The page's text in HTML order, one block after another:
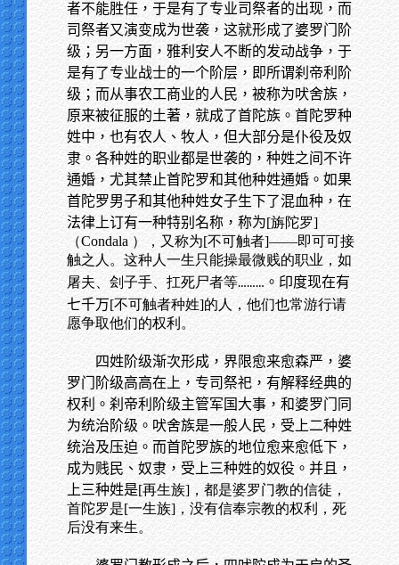
者不能胜任，于是有了专业司祭者的出现，而
司祭者又演变成为世袭，这就形成了婆罗门阶
级；另一方面，雅利安人不断的发动战争，于
是有了专业战士的一个阶层，即所谓刹帝利阶
级；而从事农工商业的人民，被称为吠舍族，
原来被征服的土著，就成了首陀族。首陀罗种
姓中，也有农人、牧人，但大部分是仆役及奴
隶。各种姓的职业都是世袭的，种姓之间不许
通婚，尤其禁止首陀罗和其他种姓通婚。如果
首陀罗男子和其他种姓女子生下了混血种，在
法律上订有一种特别名称，称为[旃陀罗]
（Condala ），又称为[不可触者]——即可可接
触之人。这种人一生只能操最微贱的职业，如
屠夫、刽子手、扛死尸者等……… 。印度现在有
七千万[不可触者种姓]的人，他们也常游行请
愿争取他们的权利。
四姓阶级渐次形成，界限愈来愈森严，婆
罗门阶级高高在上，专司祭祀，有解释经典的
权利。刹帝利阶级主管军国大事，和婆罗门同
为统治阶级。吠舍族是一般人民，受上二种姓
统治及压迫。而首陀罗族的地位愈来愈低下，
成为贱民、奴隶，受上三种姓的奴役。并且，
上三种姓是[再生族]，都是婆罗门教的信徒，
首陀罗是[一生族]，没有信奉宗教的权利，死
后没有来生。